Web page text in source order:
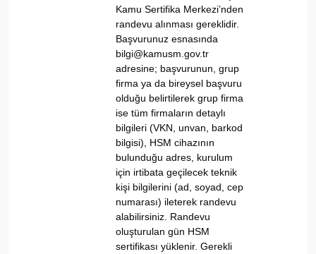
Kamu Sertifika Merkezi’nden
randevu alınması gereklidir.
Başvurunuz esnasında
bilgi@kamusm.gov.tr
adresine; başvurunun, grup
firma ya da bireysel başvuru
olduğu belirtilerek grup firma
ise tüm firmaların detaylı
bilgileri (VKN, unvan, barkod
bilgisi), HSM cihazının
bulunduğu adres, kurulum
için irtibata geçilecek teknik
kişi bilgilerini (ad, soyad, cep
numarası) ileterek randevu
alabilirsiniz. Randevu
oluşturulan gün HSM
sertifikası yüklenir. Gerekli